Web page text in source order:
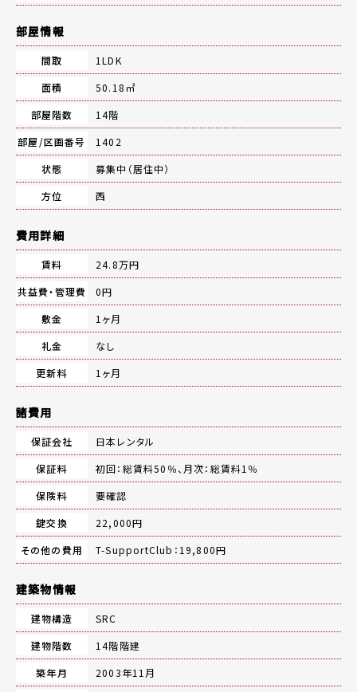
部屋情報
間取
1LDK
面積
50.18㎡
部屋階数
14階
部屋/区画番号
1402
状態
募集中（居住中）
方位
西
費用詳細
賃料
24.8万円
共益費・管理費
0円
敷金
1ヶ月
礼金
なし
更新料
1ヶ月
諸費用
保証会社
日本レンタル
保証料
初回：総賃料50％、月次：総賃料1％
保険料
要確認
鍵交換
22,000円
その他の費用
T-SupportClub：19,800円
建築物情報
建物構造
SRC
建物階数
14階階建
築年月
2003年11月